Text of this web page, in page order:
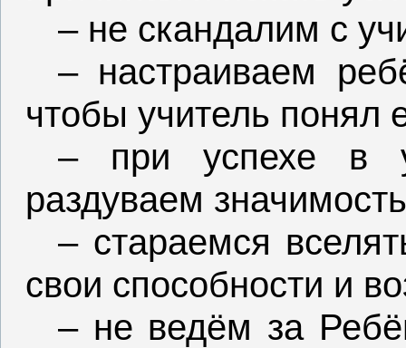
– не скандалим с
– настраиваем
чтобы учитель понял
– при успехе в
раздуваем
– стараемся
свои способности и
– не ведём за